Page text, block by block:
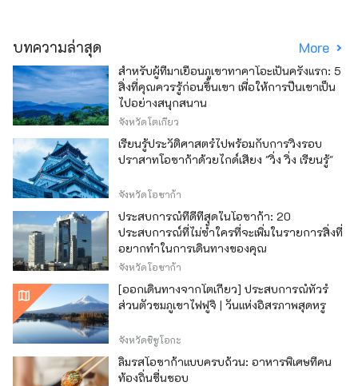
บทความล่าสุด More
สำหรับผู้ที่มาเยือนภูเขาทาคาโอะเป็นครั้งแรก: 5
สิ่งที่คุณควรรู้ก่อนขึ้นเขา เพื่อให้การปีนเขาเป็น
ไปอย่างสนุกสนาน
จังหวัดโตเกียว
เรียนรู้ประวัติศาสตร์ไปพร้อมกับการวิ่งรอบ
ปราสาทโอซาก้าด้วยไกด์เสียง "วิ่ง วิ่ง เรียนรู้"
จังหวัดโอซาก้า
ประสบการณ์ที่ดีที่สุดในโอซาก้า: 20
ประสบการณ์ที่ไม่ซ้ำใครที่จะเพิ่มในรายการสิ่งที่
อยากทำในการเดินทางของคุณ
จังหวัดโอซาก้า
[ออกเดินทางจากโตเกียว] ประสบการณ์ทัวร์
ส่วนตัวชมภูเขาไฟฟูจิ | วันแห่งอิสรภาพสุดหรู
จังหวัดชิซูโอกะ
ลิ้มรสโอซาก้าแบบครบถ้วน: อาหารพิเศษที่คน
ท้องถิ่นชื่นชอบ